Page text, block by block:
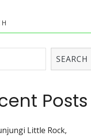
SEARCH
Posts
Little Rock,